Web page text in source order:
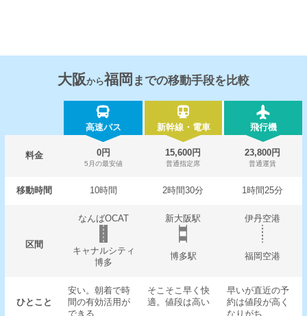
大阪から福岡 までの移動手段を比較
高速バス 新幹線・電車 飛行機
料金 0円
5月の最安値
15,600円
普通指定席
23,800円
普通運賃
移動時間 10時間 2時間30分 1時間25分
区間
なんばOCAT 新大阪駅 伊丹空港
キャナルシティ
博多
博多駅 福岡空港
ひとこと
安い。朝着で時
間の有効活用が
そこそこ早く快
適。値段は高い
早いが直近の予
約は値段が高く